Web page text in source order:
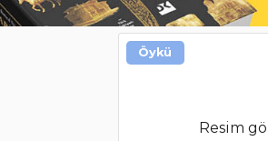
Resim
Öykü